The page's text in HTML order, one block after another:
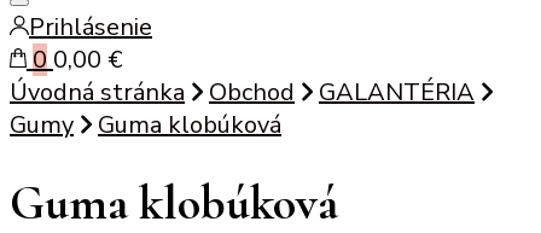
Zatvoriť
vyhľadávanie
Prihlásenie
0 0,00 €
Úvodná stránka
Obchod
GALANTÉRIA
Gumy
Guma klobúková
Guma klobúková